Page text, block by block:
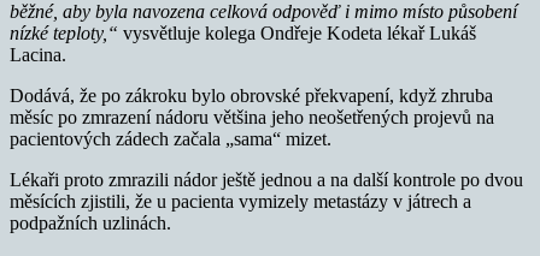
běžné, aby byla navozena celková odpověď i mimo místo působení
nízké teploty,“ vysvětluje kolega Ondřeje Kodeta lékař Lukáš
Lacina.
Dodává, že po zákroku bylo obrovské překvapení, když zhruba
měsíc po zmrazení nádoru většina jeho neošetřených projevů na
pacientových zádech začala „sama“ mizet.
Lékaři proto zmrazili nádor ještě jednou a na další kontrole po dvou
měsících zjistili, že u pacienta vymizely metastázy v játrech a
podpažních uzlinách.